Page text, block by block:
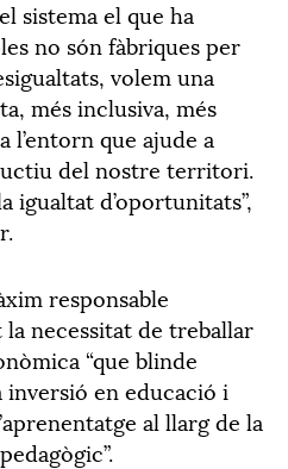
sistema el que ha
no són fàbriques per
volem una
més inclusiva, més
l’entorn que ajude a
del nostre territori.
igualtat d’oportunitats”,
responsable
la necessitat de treballar
“que blinde
en educació i
al llarg de la